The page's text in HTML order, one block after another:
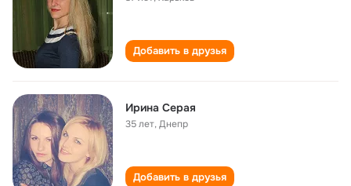
Добавить в друзья
Ирина Серая
35 лет,Днепр
Добавить в друзья